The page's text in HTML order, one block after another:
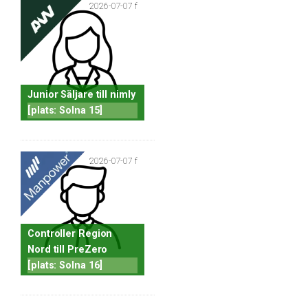
2026-07-07 f
Junior Säljare till nimly
[plats: Solna 15]
2026-07-07 f
Controller Region
Nord till PreZero
[plats: Solna 16]